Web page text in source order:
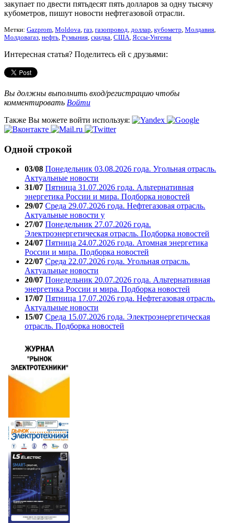
закупает по двести пятьдесят пять долларов за одну тысячу
кубометров, пишут новости нефтегазовой отрасли.
Метки: Gazprom, Moldova, газ, газопровод, доллар, кубометр, Молдавия,
Молдовагаз, нефть, Румыния, скидка, США, Яссы-Унгены
Интересная статья? Поделитесь ей с друзьями:
Вы должны выполнить вход/регистрацию чтобы
комментировать Войти
Также Вы можете войти используя:
Одной строкой
03/08 Понедельник 03.08.2026 года. Угольная отрасль.
Актуальные новости
31/07 Пятница 31.07.2026 года. Альтернативная
энергетика России и мира. Подборка новостей
29/07 Среда 29.07.2026 года. Нефтегазовая отрасль.
Актуальные новости у
27/07 Понедельник 27.07.2026 года.
Электроэнергетическая отрасль. Подборка новостей
24/07 Пятница 24.07.2026 года. Атомная энергетика
России и мира. Подборка новостей
22/07 Среда 22.07.2026 года. Угольная отрасль.
Актуальные новости
20/07 Понедельник 20.07.2026 года. Альтернативная
энергетика России и мира. Подборка новостей
17/07 Пятница 17.07.2026 года. Нефтегазовая отрасль.
Актуальные новости
15/07 Среда 15.07.2026 года. Электроэнергетическая
отрасль. Подборка новостей